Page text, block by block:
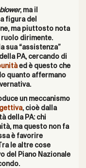
, ma il
figura del
ma piuttosto nota
dirimente.
sua “assistenza”
PA, cercando di
ed è questo che
quanto affermano
un meccanismo
, cioè dalla
della PA: chi
ma questo non fa
è favorire
le altre cose
del Piano Nazionale